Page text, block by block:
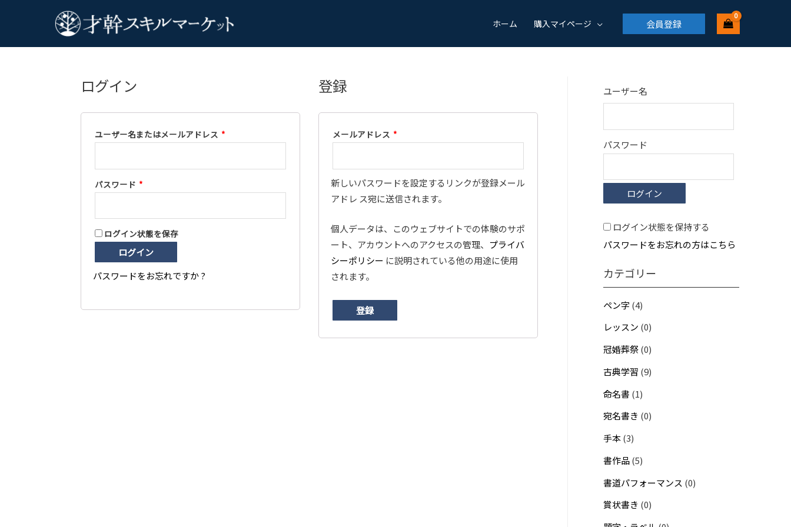
ホーム 購入マイページ 会員登録
ログイン
ユーザー名またはメールアドレス *
パスワード *
ログイン状態を保存
ログイン
パスワードをお忘れですか ?
登録
メールアドレス *
新しいパスワードを設定するリンクが登録メール
アドレ ス宛に送信されます。
個人データは、このウェブサイトでの体験のサポ
ート、アカウントへのアクセスの管理、 プライバ
シーポリシー に説明されている他の用途に使用
されます。
登録
ユーザー名
パスワード
ログイン状態を保持する
パスワードをお忘れの方はこちら
カテゴリー
ペン字 (4)
レッスン (0)
冠婚葬祭 (0)
古典学習 (9)
命名書 (1)
宛名書き (0)
手本 (3)
書作品 (5)
書道パフォーマンス (0)
賞状書き (0)